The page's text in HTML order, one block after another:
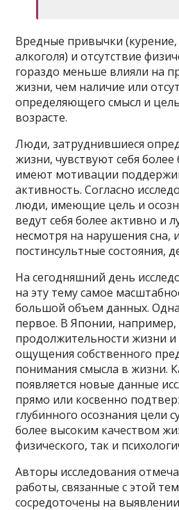
Вредные привычки (курение,
алкоголя) и отсутствие
гораздо меньше влияли на
жизни, чем наличие или
определяющего смысл и
возрасте.
Люди, затруднившиеся
жизни, чувствуют себя
имеют мотивации
активность. Согласно
люди, имеющие цель и
ведут себя более активно и
несмотря на нарушения сна,
постинсультные состояния,
На сегодняшний день
на эту тему самое
большой объем данных.
первое. В Японии, например,
продолжительности жизни и
ощущения собственного
понимания смысла в жизни.
появляется новые данные
прямо или косвенно
глубинного осознания цели
более высоким качеством
физического, так и
Авторы исследования
работы, связанные с этой
сосредоточены на